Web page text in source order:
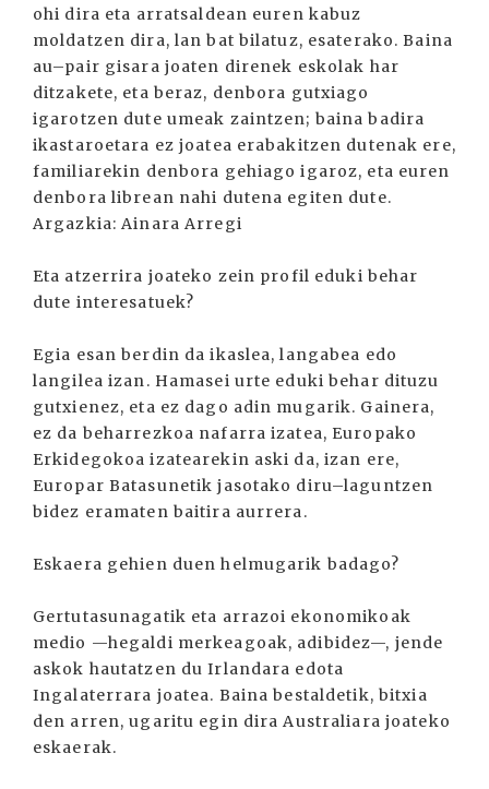
ohi dira eta arratsaldean euren kabuz
moldatzen dira, lan bat bilatuz, esaterako. Baina
au–pair gisara joaten direnek eskolak har
ditzakete, eta beraz, denbora gutxiago
igarotzen dute umeak zaintzen; baina badira
ikastaroetara ez joatea erabakitzen dutenak ere,
familiarekin denbora gehiago igaroz, eta euren
denbora librean nahi dutena egiten dute.
Argazkia: Ainara Arregi
Eta atzerrira joateko zein profil eduki behar
dute interesatuek?
Egia esan berdin da ikaslea, langabea edo
langilea izan. Hamasei urte eduki behar dituzu
gutxienez, eta ez dago adin mugarik. Gainera,
ez da beharrezkoa nafarra izatea, Europako
Erkidegokoa izatearekin aski da, izan ere,
Europar Batasunetik jasotako diru–laguntzen
bidez eramaten baitira aurrera.
Eskaera gehien duen helmugarik badago?
Gertutasunagatik eta arrazoi ekonomikoak
medio —hegaldi merkeagoak, adibidez—, jende
askok hautatzen du Irlandara edota
Ingalaterrara joatea. Baina bestaldetik, bitxia
den arren, ugaritu egin dira Australiara joateko
eskaerak.